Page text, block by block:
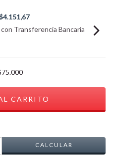
Transferencia Bancaria
CALCULAR